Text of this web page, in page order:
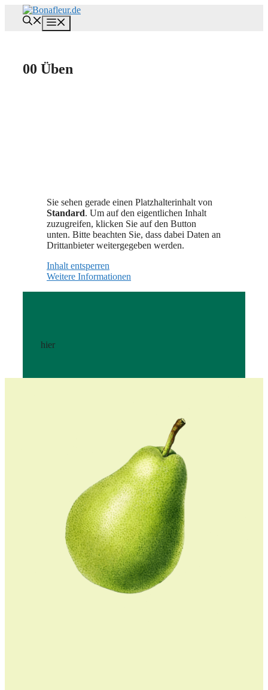
Inhalt
00 Üben
Sie sehen gerade einen Platzhalterinhalt von
Standard. Um auf den eigentlichen Inhalt
zuzugreifen, klicken Sie auf den Button
unten. Bitte beachten Sie, dass dabei Daten an
Drittanbieter weitergegeben werden.
Inhalt entsperren
Weitere Informationen
hier